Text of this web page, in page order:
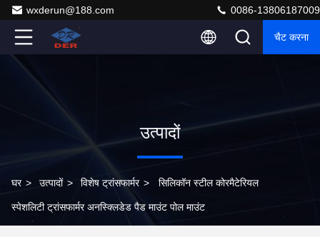
wxderun@188.com 0086-13806187009
चैट करना
उत्पादों
घर > उत्पादों > विशेष ट्रांसफार्मर > सिलिकॉन स्टील कोरमैटेरियल
स्पेशलिटी ट्रांसफार्मर अनस्क्लिडेड पैड माउंट पोल माउंट